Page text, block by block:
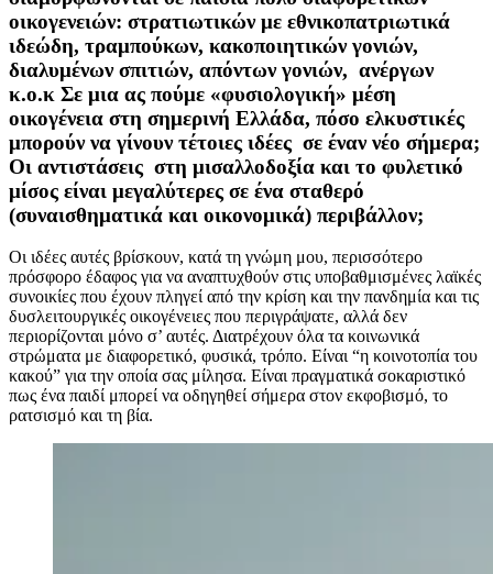
οικογενειών: στρατιωτικών με εθνικοπατριωτικά
ιδεώδη, τραμπούκων, κακοποιητικών γονιών,
διαλυμένων σπιτιών, απόντων γονιών, ανέργων
κ.ο.κ Σε μια ας πούμε «φυσιολογική» μέση
οικογένεια στη σημερινή Ελλάδα, πόσο ελκυστικές
μπορούν να γίνουν τέτοιες ιδέες σε έναν νέο σήμερα;
Οι αντιστάσεις στη μισαλλοδοξία και το φυλετικό
μίσος είναι μεγαλύτερες σε ένα σταθερό
(συναισθηματικά και οικονομικά) περιβάλλον;
Οι ιδέες αυτές βρίσκουν, κατά τη γνώμη μου, περισσότερο
πρόσφορο έδαφος για να αναπτυχθούν στις υποβαθμισμένες λαϊκές
συνοικίες που έχουν πληγεί από την κρίση και την πανδημία και τις
δυσλειτουργικές οικογένειες που περιγράψατε, αλλά δεν
περιορίζονται μόνο σ’ αυτές. Διατρέχουν όλα τα κοινωνικά
στρώματα με διαφορετικό, φυσικά, τρόπο. Είναι “η κοινοτοπία του
κακού” για την οποία σας μίλησα. Είναι πραγματικά σοκαριστικό
πως ένα παιδί μπορεί να οδηγηθεί σήμερα στον εκφοβισμό, το
ρατσισμό και τη βία.